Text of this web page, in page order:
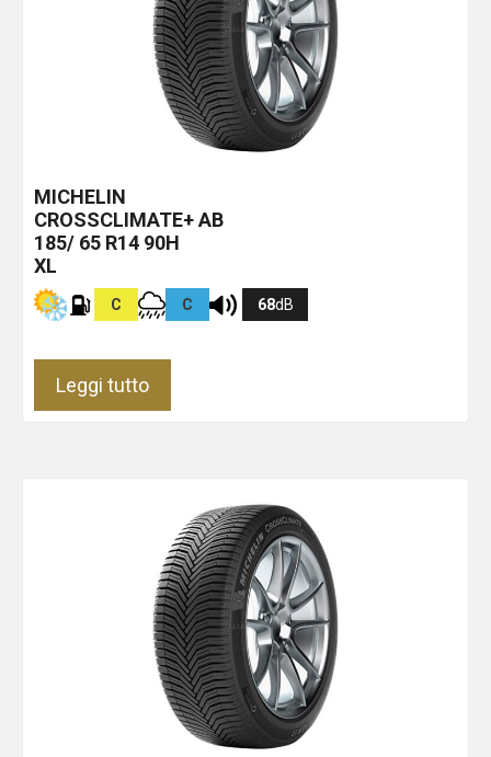
MICHELIN
CROSSCLIMATE+AB
185/ 65 R14 90H
XL
C C 68dB
Leggi tutto